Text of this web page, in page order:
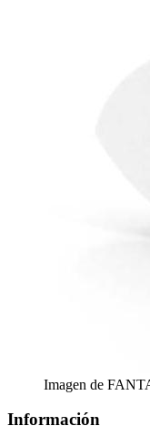
Imagen de
Información